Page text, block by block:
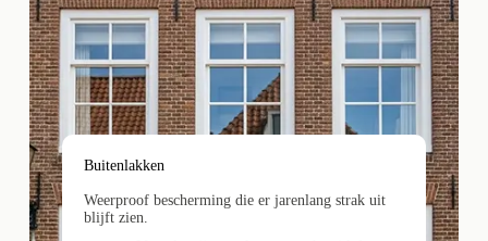
Buitenlakken
Weerproof bescherming die er jarenlang strak uit
blijft zien.